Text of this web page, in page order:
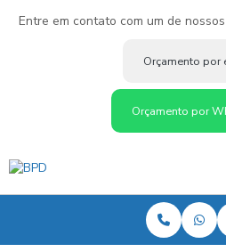
Entre em contato com um de
Orçamento por
Orçamento por